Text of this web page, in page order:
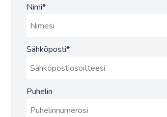
Nimi*
Sähköposti*
Puhelin